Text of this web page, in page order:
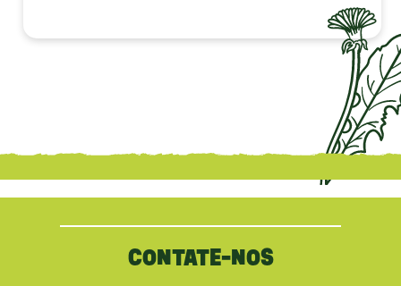
CONTATE-NOS